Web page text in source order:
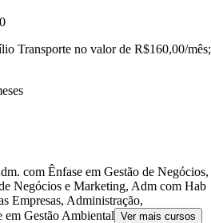
Transporte no valor de R$160,00/mês;
com Ênfase em Gestão de Negócios,
Negócios e Marketing, Adm com Hab
Empresas, Administração,
em Gestão Ambiental Ver mais cursos